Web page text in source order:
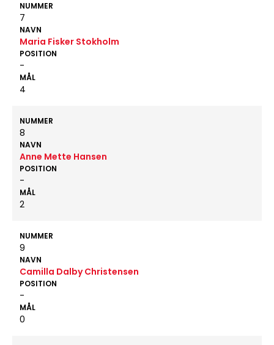
NUMMER
7
NAVN
Maria Fisker Stokholm
POSITION
-
MÅL
4
NUMMER
8
NAVN
Anne Mette Hansen
POSITION
-
MÅL
2
NUMMER
9
NAVN
Camilla Dalby Christensen
POSITION
-
MÅL
0